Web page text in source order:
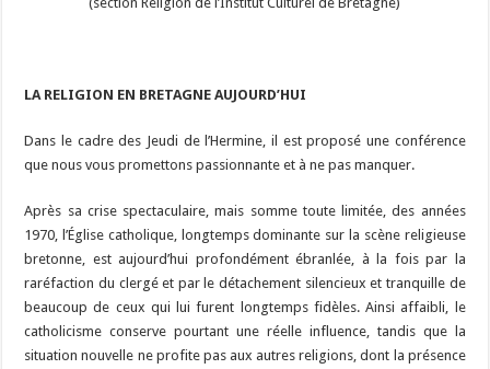
LA RELIGION EN BRETAGNE AUJOURD’HUI
Dans le cadre des Jeudi de l’Hermine, il est proposé une conférence
que nous vous promettons passionnante et à ne pas manquer.
Après sa crise spectaculaire, mais somme toute limitée, des années
1970, l’Église catholique, longtemps dominante sur la scène religieuse
bretonne, est aujourd’hui profondément ébranlée, à la fois par la
raréfaction du clergé et par le détachement silencieux et tranquille de
beaucoup de ceux qui lui furent longtemps fidèles. Ainsi affaibli, le
catholicisme conserve pourtant une réelle influence, tandis que la
situation nouvelle ne profite pas aux autres religions, dont la présence